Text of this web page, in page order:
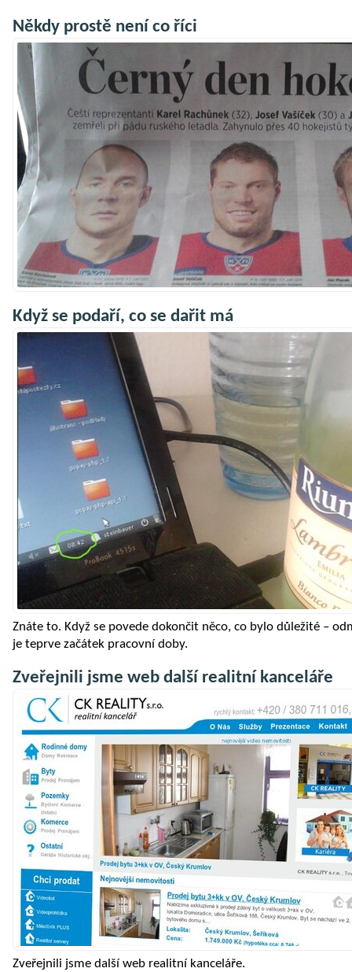
Někdy prostě není co říci
Když se podaří, co se dařit má
Znáte to. Když se povede dokončit něco, co bylo důležité –
je teprve začátek pracovní doby.
Zveřejnili jsme web další realitní kanceláře
Zveřejnili jsme další web realitní kanceláře.